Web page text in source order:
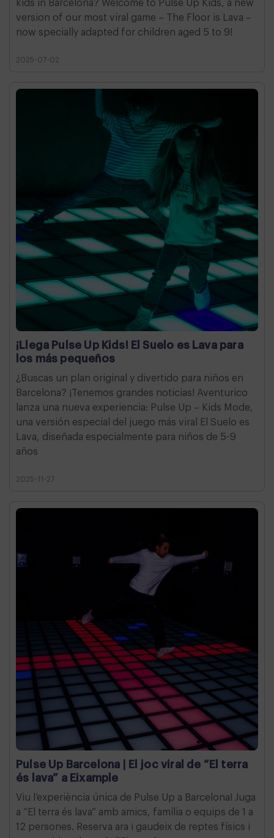
kids in Barcelona? Welcome to Pulse Up Kids, a new
version of our most viral game – The Floor is Lava –
now specially adapted for children aged 5 to 9!
2025-07-02
¡Llega Pulse Up Kids! El Suelo es Lava para
los más pequeños
¿Buscas un plan original y divertido para niños en
Barcelona? ¡Tenemos grandes noticias! Aventurico
lanza una nueva experiencia: Pulse Up – Kids Mode,
una versión especial del juego más viral El Suelo es
Lava, diseñada especialmente para niños de 5-9
años
2025-11-27
Pulse Up Barcelona | El joc viral de “El terra
és lava” a Eixample
Viu l’experiència única de Pulse Up a Barcelona! Juga
a “El terra és lava” amb amics, família o equips de 1 a
12 persones. Reserva ara i gaudeix de reptes físics i